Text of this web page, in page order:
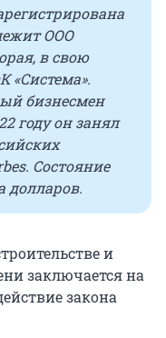
ООО
в свою
«Система».
бизнесмен
году он занял
Состояние
долларов.
и
заключается на
закона